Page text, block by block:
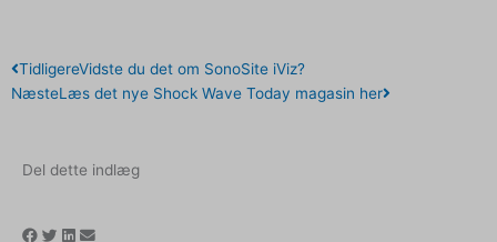
Tidligere
TidligereVidste du det om SonoSite iViz?
NæsteLæs det nye Shock Wave Today magasin her
Del dette indlæg